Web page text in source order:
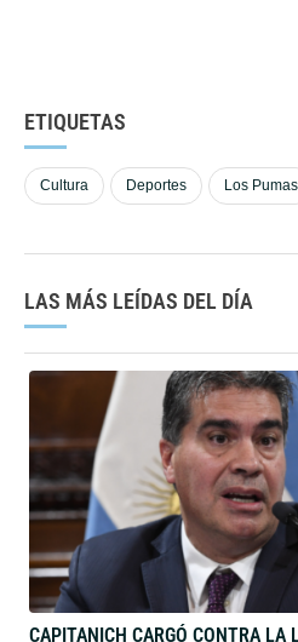
ETIQUETAS
Cultura Deportes Los Pumas
LAS MÁS LEÍDAS DEL DÍA